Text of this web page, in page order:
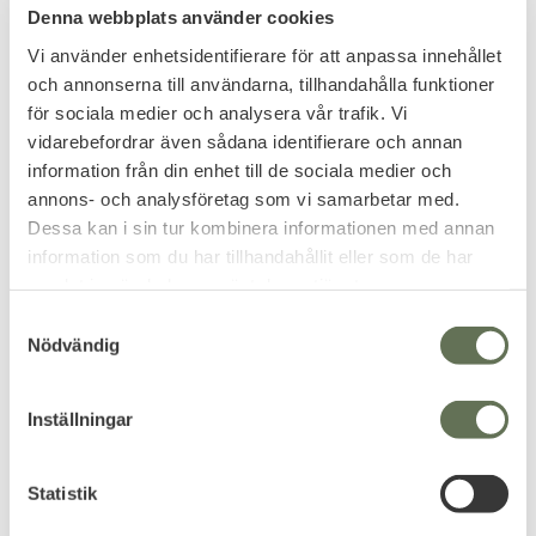
Denna webbplats använder cookies
Vi använder enhetsidentifierare för att anpassa innehållet
och annonserna till användarna, tillhandahålla funktioner
för sociala medier och analysera vår trafik. Vi
vidarebefordrar även sådana identifierare och annan
information från din enhet till de sociala medier och
annons- och analysföretag som vi samarbetar med.
Dessa kan i sin tur kombinera informationen med annan
information som du har tillhandahållit eller som de har
Nödvändig
Inställningar
Statistik
Grov, halkfri yttersula
SPECIFIKATION
Ovandel: 100 % polyester (original Multicam®)
Läderdel: 100% mocka (ko)
Foder: 100% polyester (skum)
Yttersula: gummi med EVA
Innersula: EVA
Omdömen